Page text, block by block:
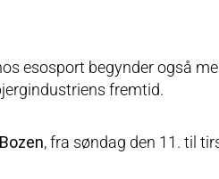
esosport begynder også
fremtid.
, fra søndag den 11. til